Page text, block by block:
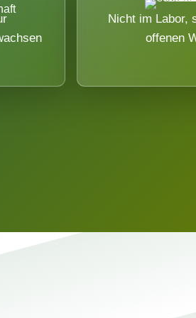
Nicht im Labor,
offenen